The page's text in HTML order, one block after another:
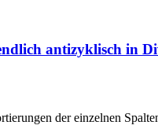
antizyklisch in
der einzelnen